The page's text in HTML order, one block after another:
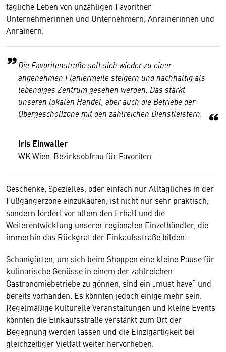
tägliche Leben von unzähligen Favoritner
Unternehmerinnen und Unternehmern, Anrainerinnen und
Anrainern.
Die Favoritenstraße soll sich wieder zu einer
angenehmen Flaniermeile steigern und nachhaltig als
lebendiges Zentrum gesehen werden. Das stärkt
unseren lokalen Handel, aber auch die Betriebe der
Obergeschoßzone mit den zahlreichen Dienstleistern.
Iris Einwaller
WK Wien-Bezirksobfrau für Favoriten
Geschenke, Spezielles, oder einfach nur Alltägliches in der
Fußgängerzone einzukaufen, ist nicht nur sehr praktisch,
sondern fördert vor allem den Erhalt und die
Weiterentwicklung unserer regionalen Einzelhändler, die
immerhin das Rückgrat der Einkaufsstraße bilden.
Schanigärten, um sich beim Shoppen eine kleine Pause für
kulinarische Genüsse in einem der zahlreichen
Gastronomiebetriebe zu gönnen, sind ein „must have“ und
bereits vorhanden. Es könnten jedoch einige mehr sein.
Regelmäßige kulturelle Veranstaltungen und kleine Events
könnten die Einkaufsstraße verstärkt zum Ort der
Begegnung werden lassen und die Einzigartigkeit bei
gleichzeitiger Vielfalt weiter hervorheben.